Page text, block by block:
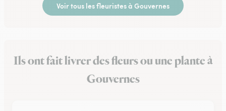
Voir tous les fleuristes à Gouvernes
Ils ont fait livrer des fleurs ou une plante à
Gouvernes